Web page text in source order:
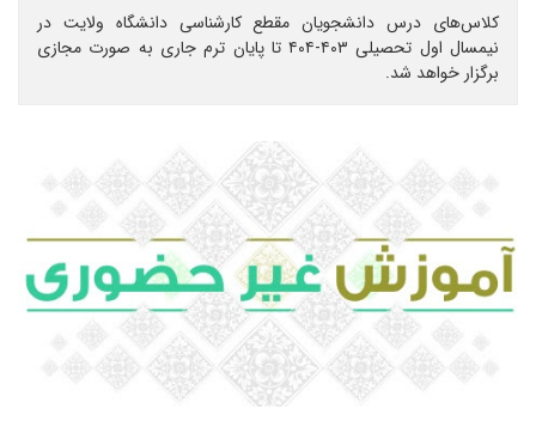
کلاس‌های درس دانشجویان مقطع کارشناسی دانشگاه ولایت در
نیمسال اول تحصیلی ۴۰۳-۴۰۴ تا پایان ترم جاری به صورت مجازی
برگزار خواهد شد.